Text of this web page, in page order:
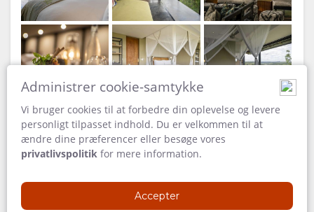
Administrer cookie-samtykke
Vi bruger cookies til at forbedre din oplevelse og levere
personligt tilpasset indhold. Du er velkommen til at
ændre dine præferencer eller besøge vores
privatlivspolitik for mere information.
Accepter